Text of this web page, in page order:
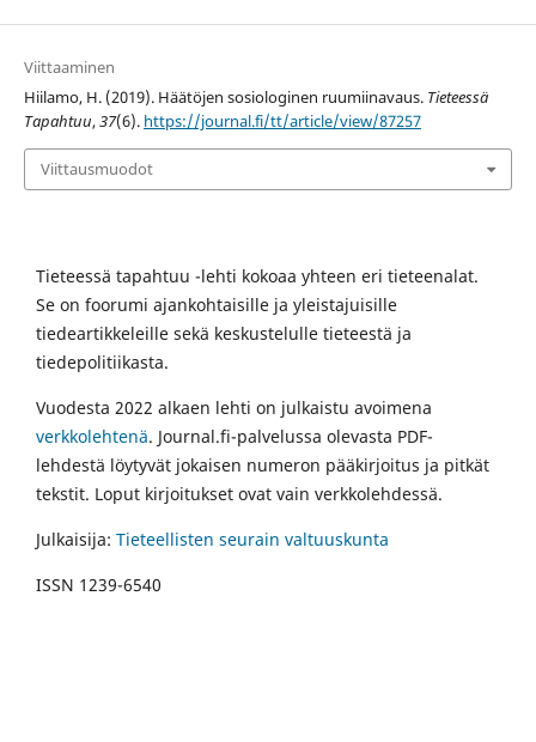
Viittaaminen
Hiilamo, H. (2019). Häätöjen sosiologinen ruumiinavaus. Tieteessä
Tapahtuu,37(6). https://journal.fi/tt/article/view/87257
Viittausmuodot
Tieteessä tapahtuu -lehti kokoaa yhteen eri tieteenalat.
Se on foorumi ajankohtaisille ja yleistajuisille
tiedeartikkeleille sekä keskustelulle tieteestä ja
tiedepolitiikasta.
Vuodesta 2022 alkaen lehti on julkaistu avoimena
verkkolehtenä. Journal.fi-palvelussa olevasta PDF-
lehdestä löytyvät jokaisen numeron pääkirjoitus ja pitkät
tekstit. Loput kirjoitukset ovat vain verkkolehdessä.
Julkaisija: Tieteellisten seurain valtuuskunta
ISSN 1239-6540